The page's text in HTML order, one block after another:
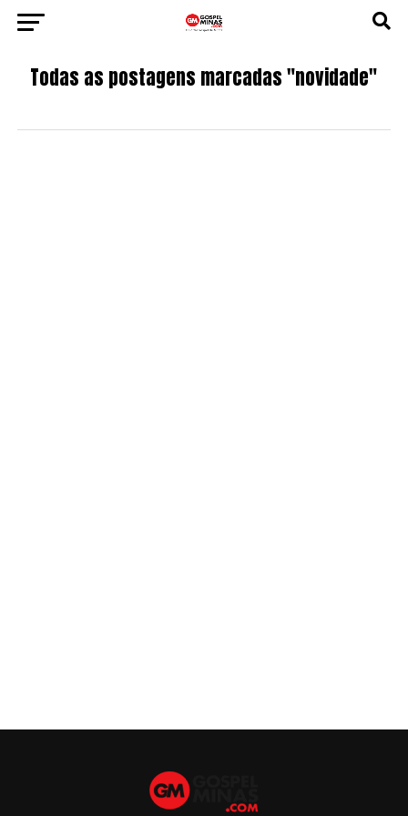
Todas as postagens marcadas "novidade"